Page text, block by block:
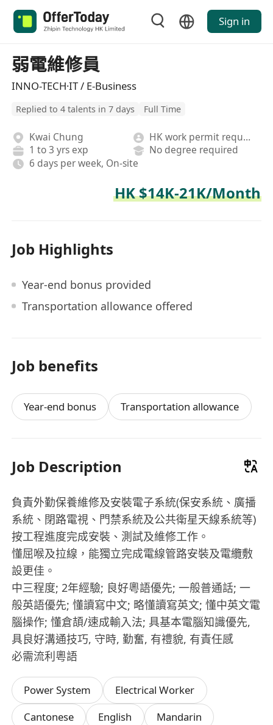
Sign in
弱電維修員
INNO-TECH·IT / E-Business
Replied to 4 talents in 7 days Full Time
Kwai Chung
HK work permit required
1 to 3 yrs exp
No degree required
6 days per week, On-site
HK $14K-21K/Month
Job Highlights
Year-end bonus provided
Transportation allowance offered
Job benefits
Year-end bonus Transportation allowance
Job Description
負責外勤保養維修及安裝電子系統(保安系統、廣播
系統、閉路電視、門禁系統及公共衛星天線系統等)
按工程進度完成安裝、測試及維修工作。
懂屈喉及拉線，能獨立完成電線管路安裝及電纜敷
設更佳。
中三程度; 2年經驗; 良好粵語優先; 一般普通話; 一
般英語優先; 懂讀寫中文; 略懂讀寫英文; 懂中英文電
腦操作; 懂倉頡/速成輸入法; 具基本電腦知識優先,
具良好溝通技巧, 守時, 勤奮, 有禮貌, 有責任感
必需流利粵語
Power System
Electrical Worker
Cantonese
English Mandarin